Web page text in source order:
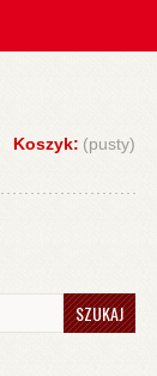
Koszyk: (pusty)
SZUKAJ